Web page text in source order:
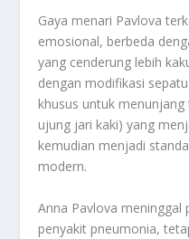
Gaya menari Pavlova
emosional, berbeda
yang cenderung lebih
dengan modifikasi
khusus untuk
ujung jari kaki) yang
kemudian menjadi
modern.
Anna Pavlova meninggal
penyakit pneumonia,